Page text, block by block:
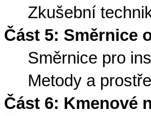
Zkušební
Část 5: Směrnice
Směrnice pro
Metody a
Část 6: Kmenové